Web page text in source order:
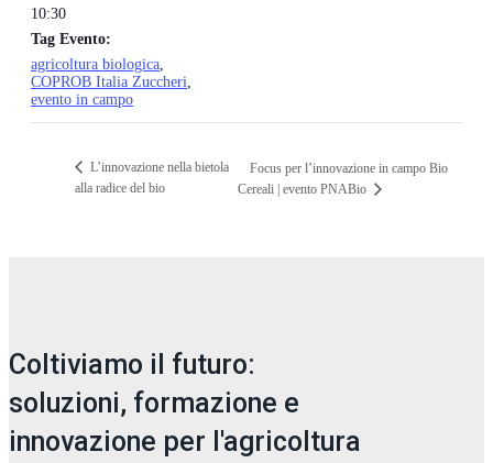
10:30
Tag Evento:
agricoltura biologica,
COPROB Italia Zuccheri,
evento in campo
L’innovazione nella bietola
alla radice del bio
Focus per l’innovazione in campo Bio
Cereali | evento PNABio
Coltiviamo il futuro:
soluzioni, formazione e
innovazione per l'agricoltura